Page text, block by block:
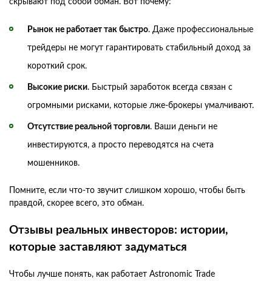
скрывают под собой обман. Вот почему:
Рынок не работает так быстро. Даже профессиональные
трейдеры не могут гарантировать стабильный доход за
короткий срок.
Высокие риски. Быстрый заработок всегда связан с
огромными рисками, которые лже-брокеры умалчивают.
Отсутствие реальной торговли. Ваши деньги не
инвестируются, а просто переводятся на счета
мошенников.
Помните, если что-то звучит слишком хорошо, чтобы быть
правдой, скорее всего, это обман.
Отзывы реальных инвесторов: истории,
которые заставляют задуматься
Чтобы лучше понять, как работает Astronomic Trade